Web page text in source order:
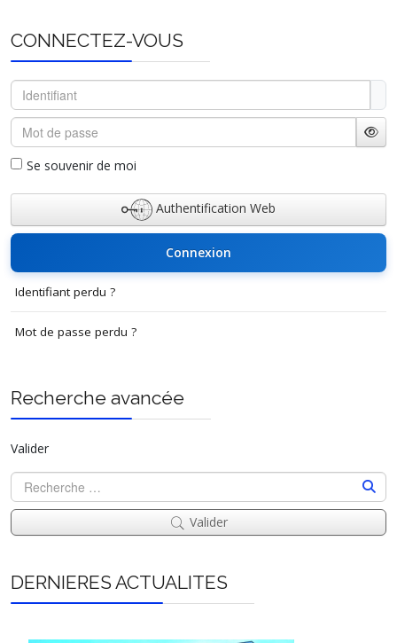
CONNECTEZ-VOUS
Identifiant
Mot de passe
Se souvenir de moi
Authentification Web
Connexion
Identifiant perdu ?
Mot de passe perdu ?
Recherche avancée
Valider
Valider
DERNIERES ACTUALITES